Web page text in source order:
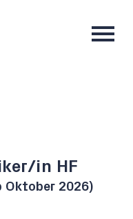
in HF
Oktober 2026)